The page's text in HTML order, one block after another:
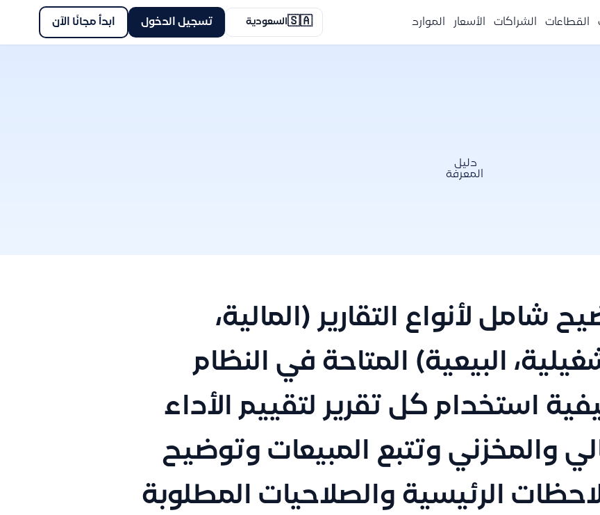
القطاعات الشراكات الأسعار الموارد 🇸🇦السعودية تسجيل الدخول ابدأ مجانًا الآن
دليل
المعرفة
شامل لأنواع التقارير (المالية،
البيعية) المتاحة في النظام
استخدام كل تقرير لتقييم الأداء
والمخزني وتتبع المبيعات وتوضيح
الرئيسية والصلاحيات المطلوبة